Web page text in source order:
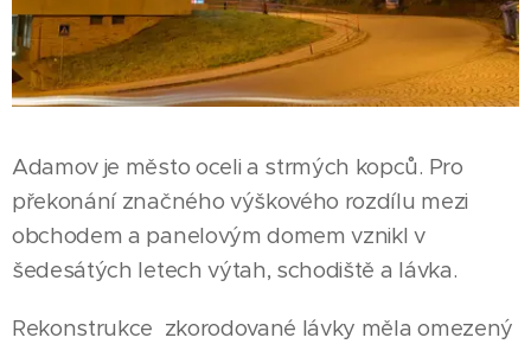
Adamov je město oceli a strmých kopců. Pro
překonání značného výškového rozdílu mezi
obchodem a panelovým domem vznikl v
šedesátých letech výtah, schodiště a lávka.
Rekonstrukce zkorodované lávky měla omezený